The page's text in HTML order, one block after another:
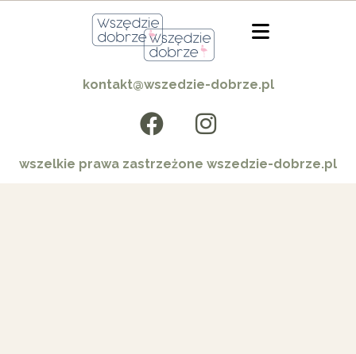
kontakt@wszedzie-dobrze.pl
wszelkie prawa zastrzeżone wszedzie-dobrze.pl